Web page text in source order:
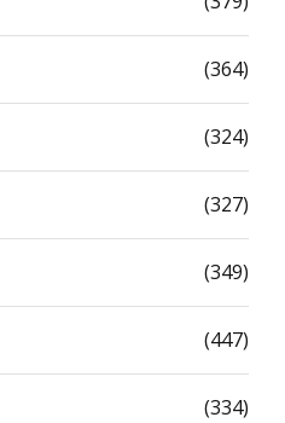
(364)
(324)
(327)
(349)
(447)
(334)